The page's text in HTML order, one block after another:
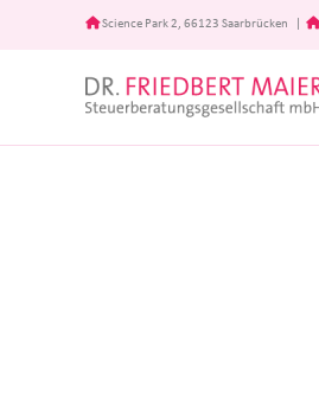
Science Park 2, 66123 Saarbrücken